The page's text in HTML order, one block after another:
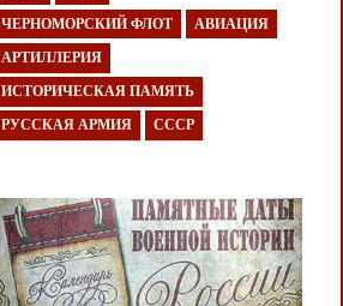
ЧЕРНОМОРСКИЙ ФЛОТ АВИАЦИЯ
АРТИЛЛЕРИЯ
ИСТОРИЧЕСКАЯ ПАМЯТЬ
РУССКАЯ АРМИЯ СССР